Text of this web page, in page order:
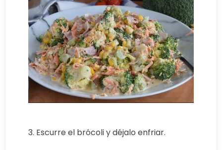
3. Escurre el brócoli y déjalo enfriar.